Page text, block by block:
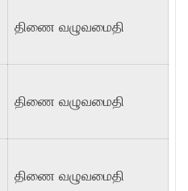
திணை வழுவமைதி
திணை வழுவமைதி
திணை வழுவமைதி